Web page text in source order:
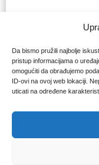
Da bismo pružili najbolje
pristup informacijama o
omogućiti da obrađujemo
ID-ovi na ovoj web lokaciji.
uticati na određene